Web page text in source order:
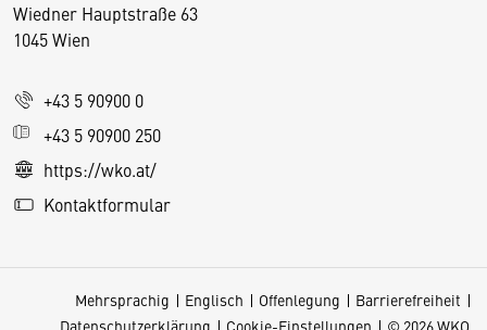
Wiedner Hauptstraße 63
1045 Wien
+43 5 90900 0
+43 5 90900 250
https://wko.at/
Kontaktformular
Mehrsprachig Englisch Offenlegung
Barrierefreiheit
D
s
e
S
e